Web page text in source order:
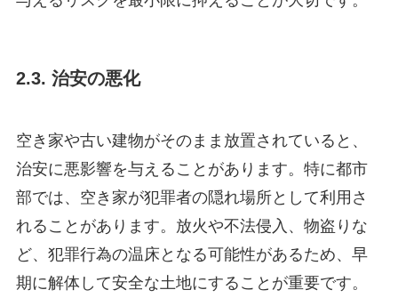
2.3. 治安の悪化
空き家や古い建物がそのまま放置されていると、
治安に悪影響を与えることがあります。特に都市
部では、空き家が犯罪者の隠れ場所として利用さ
れることがあります。放火や不法侵入、物盗りな
ど、犯罪行為の温床となる可能性があるため、早
期に解体して安全な土地にすることが重要です。